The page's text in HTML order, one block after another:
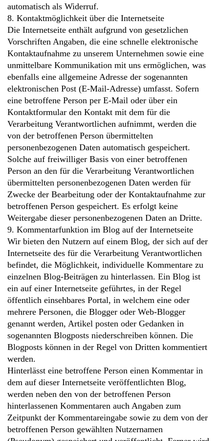
automatisch als Widerruf.
8. Kontaktmöglichkeit über die Internetseite
Die Internetseite enthält aufgrund von gesetzlichen
Vorschriften Angaben, die eine schnelle elektronische
Kontaktaufnahme zu unserem Unternehmen sowie eine
unmittelbare Kommunikation mit uns ermöglichen, was
ebenfalls eine allgemeine Adresse der sogenannten
elektronischen Post (E-Mail-Adresse) umfasst. Sofern
eine betroffene Person per E-Mail oder über ein
Kontaktformular den Kontakt mit dem für die
Verarbeitung Verantwortlichen aufnimmt, werden die
von der betroffenen Person übermittelten
personenbezogenen Daten automatisch gespeichert.
Solche auf freiwilliger Basis von einer betroffenen
Person an den für die Verarbeitung Verantwortlichen
übermittelten personenbezogenen Daten werden für
Zwecke der Bearbeitung oder der Kontaktaufnahme zur
betroffenen Person gespeichert. Es erfolgt keine
Weitergabe dieser personenbezogenen Daten an Dritte.
9. Kommentarfunktion im Blog auf der Internetseite
Wir bieten den Nutzern auf einem Blog, der sich auf der
Internetseite des für die Verarbeitung Verantwortlichen
befindet, die Möglichkeit, individuelle Kommentare zu
einzelnen Blog-Beiträgen zu hinterlassen. Ein Blog ist
ein auf einer Internetseite geführtes, in der Regel
öffentlich einsehbares Portal, in welchem eine oder
mehrere Personen, die Blogger oder Web-Blogger
genannt werden, Artikel posten oder Gedanken in
sogenannten Blogposts niederschreiben können. Die
Blogposts können in der Regel von Dritten kommentiert
werden.
Hinterlässt eine betroffene Person einen Kommentar in
dem auf dieser Internetseite veröffentlichten Blog,
werden neben den von der betroffenen Person
hinterlassenen Kommentaren auch Angaben zum
Zeitpunkt der Kommentareingabe sowie zu dem von der
betroffenen Person gewählten Nutzernamen